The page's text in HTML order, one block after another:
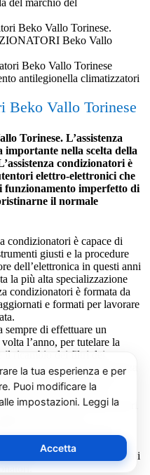
Beko Vallo Torinese.
Beko Vallo
Beko Vallo Torinese
antilegionella climatizzatori
Beko Vallo Torinese
Torinese. L’assistenza
nella scelta della
condizionatori è
elettro-elettronici che
funzionamento imperfetto di
il normale
condizionatori è capace di
giusti e la procedure
dell’elettronica in questi anni
la più alta specializzazione
condizionatori è formata da
e formati per lavorare
sempre di effettuare un
l’anno, per tutelare la
il ricambio dei filtri dei
ad eliminare la presenza
causa di cattivi odori),
virus della Legionella.
di assistenza condizionatori
di un nuovo
in materia di risparmio
gli obiettivi fondamentali